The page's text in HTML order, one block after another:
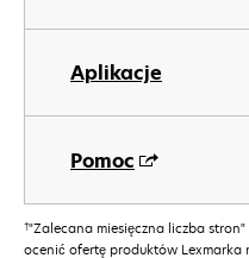
Aplikacje
Pomoc
†"Zalecana miesięczna liczba
ocenić ofertę produktów